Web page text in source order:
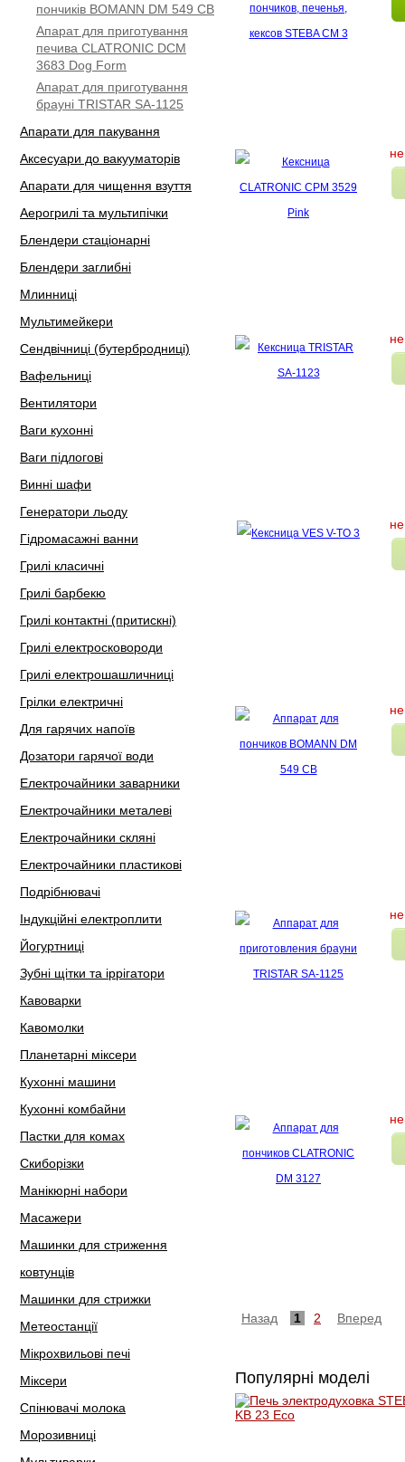
пончиків BOMANN DM 549 СВ
Апарат для приготування
печива CLATRONIC DCM
3683 Dog Form
Апарат для приготування
брауні TRISTAR SA-1125
Апарати для пакування
Аксесуари до вакууматорів
Апарати для чищення взуття
Аерогрилі та мультипічки
Блендери стаціонарні
Блендери заглибні
Млинниці
Мультимейкери
Сендвічниці (бутербродниці)
Вафельниці
Вентилятори
Ваги кухонні
Ваги підлогові
Винні шафи
Генератори льоду
Гідромасажні ванни
Грилі класичні
Грилі барбекю
Грилі контактні (притискні)
Грилі електросковороди
Грилі електрошашличниці
Грілки електричні
Для гарячих напоїв
Дозатори гарячої води
Електрочайники заварники
Електрочайники металеві
Електрочайники скляні
Електрочайники пластикові
Подрібнювачі
Індукційні електроплити
Йогуртниці
Зубні щітки та іррігатори
Кавоварки
Кавомолки
Планетарні міксери
Кухонні машини
Кухонні комбайни
Пастки для комах
Скиборізки
Манікюрні набори
Масажери
Машинки для стриження
ковтунців
Машинки для стрижки
Метеостанції
Мікрохвильові печі
Міксери
Спінювачі молока
Морозивниці
Назад 1 2 Вперед
Популярні моделі